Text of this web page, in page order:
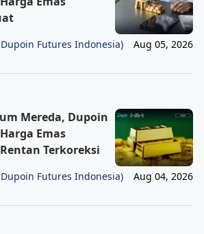
Futures Indonesia) Aug 05, 2026
Mereda, Dupoin
Emas
Terkoreksi
Futures Indonesia) Aug 04, 2026